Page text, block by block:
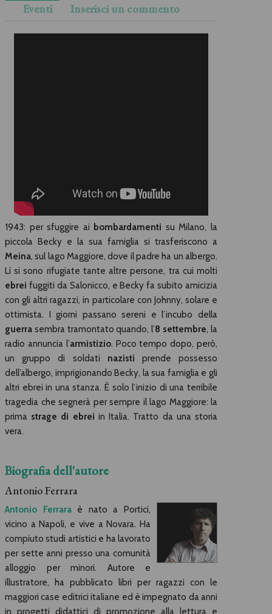
Eventi
Inserisci un commento
1943: per sfuggire ai bombardamenti su Milano, la
piccola Becky e la sua famiglia si trasferiscono a
Meina, sul lago Maggiore, dove il padre ha un albergo.
Lì si sono rifugiate tante altre persone, tra cui molti
ebrei fuggiti da Salonicco, e Becky fa subito amicizia
con gli altri ragazzi, in particolare con Johnny, solare e
ottimista. I giorni passano sereni e l’incubo della
guerra sembra tramontato quando, l’8 settembre, la
radio annuncia l’armistizio. Poco tempo dopo, però,
un gruppo di soldati nazisti prende possesso
dell’albergo, imprigionando Becky, la sua famiglia e gli
altri ebrei in una stanza. È solo l’inizio di una terribile
tragedia che segnerà per sempre il lago Maggiore: la
prima strage di ebrei in Italia. Tratto da una storia
vera.
Biografia dell'autore
Antonio Ferrara
Antonio Ferraraè nato a Portici,
vicino a Napoli, e vive a Novara. Ha
compiuto studi artistici e ha lavorato
per sette anni presso una comunità
alloggio per minori. Autore e
illustratore, ha pubblicato libri per ragazzi con le
maggiori case editrici italiane ed è impegnato da anni
in progetti didattici di promozione alla lettura e